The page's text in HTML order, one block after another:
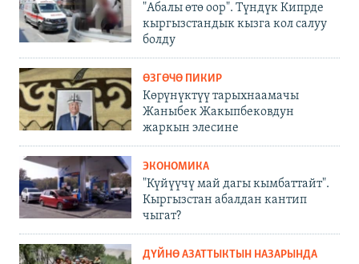
"Абалы өтө оор". Түндүк Кипрде
кыргызстандык кызга кол салуу
болду
ӨЗГӨЧӨ ПИКИР
Көрүнүктүү тарыхнаамачы
Жаныбек Жакыпбековдун
жаркын элесине
ЭКОНОМИКА
"Күйүүчү май дагы кымбаттайт".
Кыргызстан абалдан кантип
чыгат?
ДҮЙНӨ АЗАТТЫКТЫН НАЗАРЫНДА